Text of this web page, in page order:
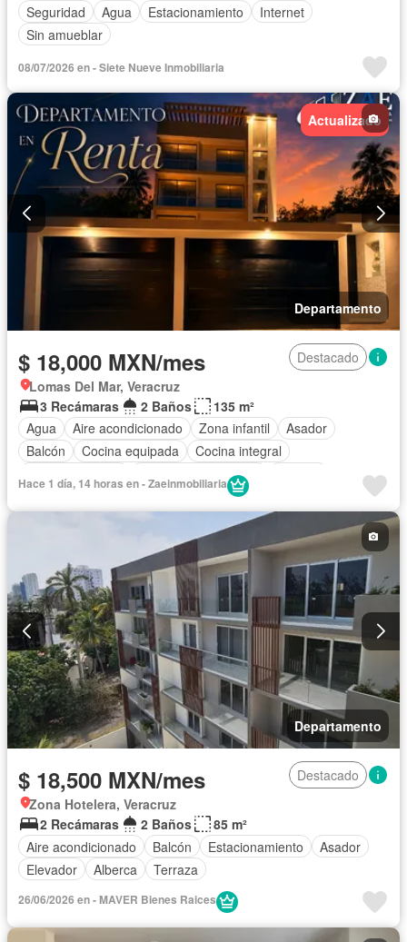
Seguridad
Agua Estacionamiento
Internet
Sin amueblar
08/07/2026 en - Siete Nueve Inmobiliaria
Actualizado
Departamento
$ 18,000 MXN/mes
Destacado
Lomas Del Mar, Veracruz
3 Recámaras
2 Baños
135 m²
Agua
Aire acondicionado Zona infantil
Asador
Balcón
Cocina equipada
Cocina integral
Recámara con closet
Hace 1 día, 14 horas en - Zaeinmobiliaria
Departamento
$ 18,500 MXN/mes
Destacado
Zona Hotelera, Veracruz
2 Recámaras
2 Baños
85 m²
Aire acondicionado
Balcón Estacionamiento
Asador
Elevador
Alberca Terraza
26/06/2026 en - MAVER Bienes Raices